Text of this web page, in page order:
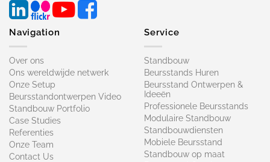
Navigation
Over ons
Ons wereldwijde netwerk
Onze Setup
Beursstandontwerpen Video
Standbouw Portfolio
Case Studies
Referenties
Onze Team
Contact Us
Service
Standbouw
Beursstands Huren
Beursstand Ontwerpen &
Ideeën
Professionele Beursstands
Modulaire Standbouw
Standbouwdiensten
Mobiele Beursstand
Standbouw op maat​